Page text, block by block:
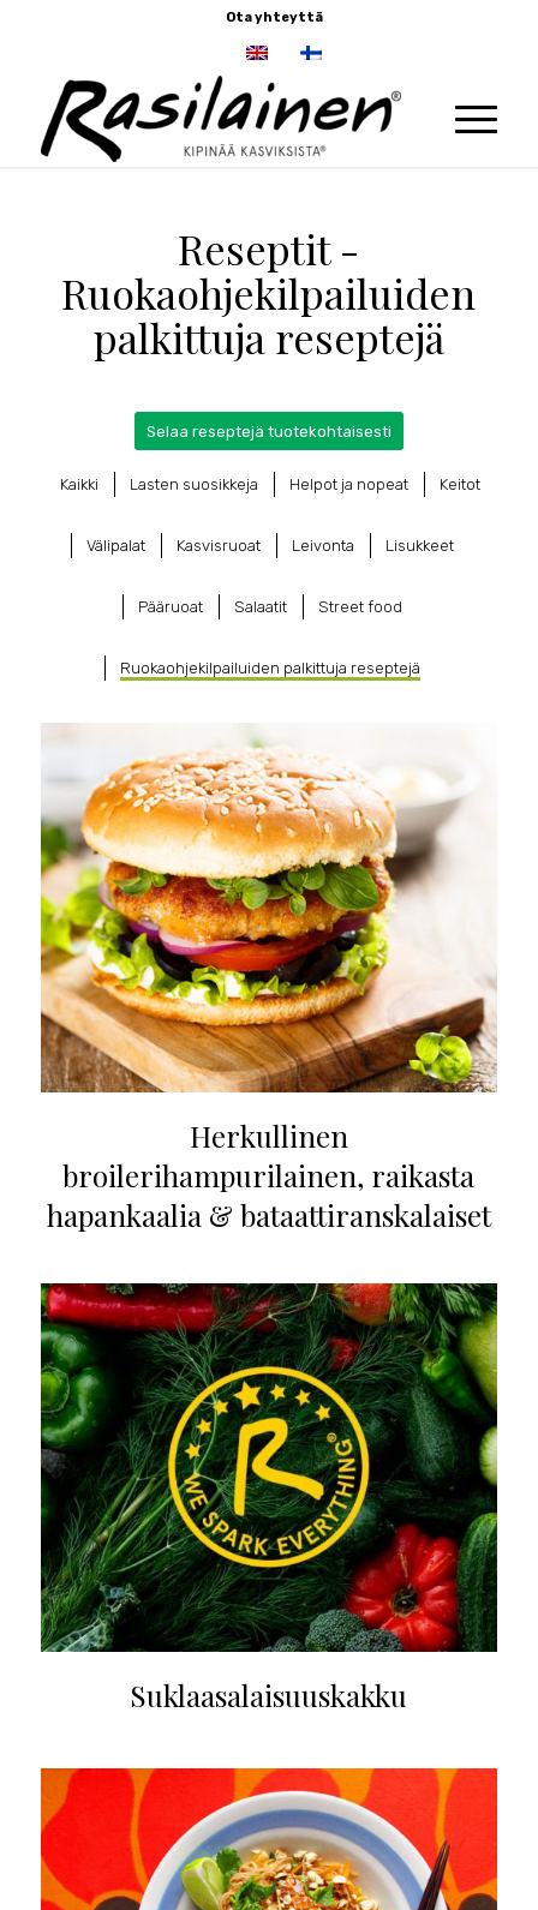
Ota yhteyttä
Reseptit -
Ruokaohjekilpailuiden
palkittuja reseptejä
Selaa reseptejä tuotekohtaisesti
Kaikki Lasten suosikkeja Helpot ja nopeat Keitot
Välipalat Kasvisruoat Leivonta Lisukkeet
Pääruoat Salaatit Street food
Ruokaohjekilpailuiden palkittuja reseptejä
Herkullinen
broilerihampurilainen, raikasta
hapankaalia & bataattiranskalaiset
Suklaasalaisuuskakku